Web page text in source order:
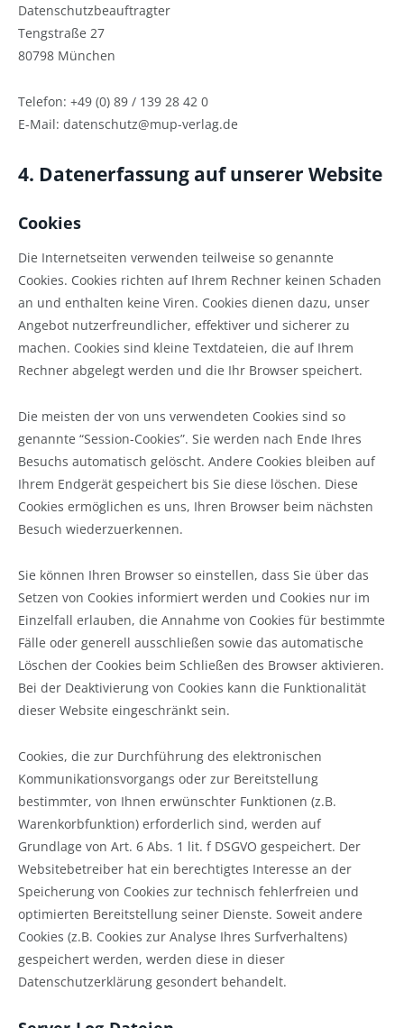
Datenschutzbeauftragter
Tengstraße 27
80798 München
Telefon: +49 (0) 89 / 139 28 42 0
E-Mail: datenschutz@mup-verlag.de
4. Datenerfassung auf unserer Website
Cookies
Die Internetseiten verwenden teilweise so genannte
Cookies. Cookies richten auf Ihrem Rechner keinen Schaden
an und enthalten keine Viren. Cookies dienen dazu, unser
Angebot nutzerfreundlicher, effektiver und sicherer zu
machen. Cookies sind kleine Textdateien, die auf Ihrem
Rechner abgelegt werden und die Ihr Browser speichert.
Die meisten der von uns verwendeten Cookies sind so
genannte “Session-Cookies”. Sie werden nach Ende Ihres
Besuchs automatisch gelöscht. Andere Cookies bleiben auf
Ihrem Endgerät gespeichert bis Sie diese löschen. Diese
Cookies ermöglichen es uns, Ihren Browser beim nächsten
Besuch wiederzuerkennen.
Sie können Ihren Browser so einstellen, dass Sie über das
Setzen von Cookies informiert werden und Cookies nur im
Einzelfall erlauben, die Annahme von Cookies für bestimmte
Fälle oder generell ausschließen sowie das automatische
Löschen der Cookies beim Schließen des Browser aktivieren.
Bei der Deaktivierung von Cookies kann die Funktionalität
dieser Website eingeschränkt sein.
Cookies, die zur Durchführung des elektronischen
Kommunikationsvorgangs oder zur Bereitstellung
bestimmter, von Ihnen erwünschter Funktionen (z.B.
Warenkorbfunktion) erforderlich sind, werden auf
Grundlage von Art. 6 Abs. 1 lit. f DSGVO gespeichert. Der
Websitebetreiber hat ein berechtigtes Interesse an der
Speicherung von Cookies zur technisch fehlerfreien und
optimierten Bereitstellung seiner Dienste. Soweit andere
Cookies (z.B. Cookies zur Analyse Ihres Surfverhaltens)
gespeichert werden, werden diese in dieser
Datenschutzerklärung gesondert behandelt.